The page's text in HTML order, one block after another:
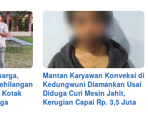
Kotak
Mantan Karyawan Konveksi di
Kedungwuni Diamankan Usai
Diduga Curi Mesin Jahit,
Kerugian Capai Rp. 3,5 Juta